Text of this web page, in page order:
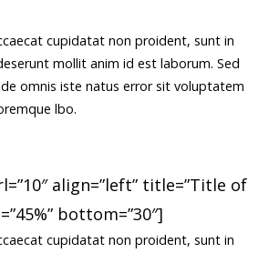
cupidatat non proident, sunt in
mollit anim id est laborum. Sed
omnis iste natus error sit voluptatem
lbo.
align=”left” title=”Title of
bottom=”30″]
cupidatat non proident, sunt in